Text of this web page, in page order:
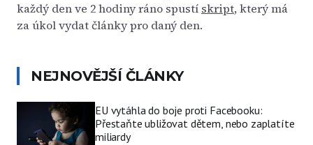
každý den ve 2 hodiny ráno spustí skript, který má
za úkol vydat články pro daný den.
NEJNOVĚJŠÍ ČLÁNKY
EU vytáhla do boje proti Facebooku:
Přestaňte ubližovat dětem, nebo zaplatíte
miliardy